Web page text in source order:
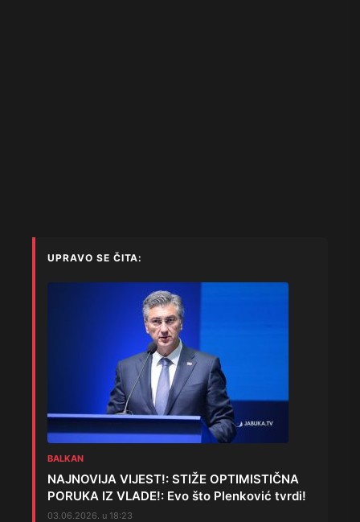
UPRAVO SE ČITA:
BALKAN
NAJNOVIJA VIJEST!: STIŽE OPTIMISTIČNA
PORUKA IZ VLADE!: Evo što Plenković tvrdi!
03.06.2026. u 18:23